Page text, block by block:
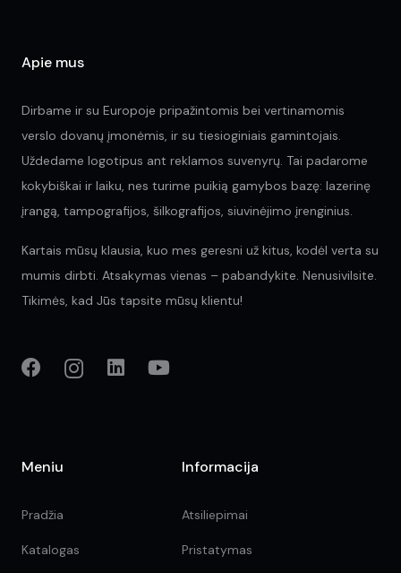
Apie mus
Dirbame ir su Europoje pripažintomis bei vertinamomis
verslo dovanų įmonėmis, ir su tiesioginiais gamintojais.
Uždedame logotipus ant reklamos suvenyrų. Tai padarome
kokybiškai ir laiku, nes turime puikią gamybos bazę: lazerinę
įrangą, tampografijos, šilkografijos, siuvinėjimo įrenginius.
Kartais mūsų klausia, kuo mes geresni už kitus, kodėl verta su
mumis dirbti. Atsakymas vienas – pabandykite. Nenusivilsite.
Tikimės, kad Jūs tapsite mūsų klientu!
Meniu
Pradžia
Katalogas
Informacija
Atsiliepimai
Pristatymas